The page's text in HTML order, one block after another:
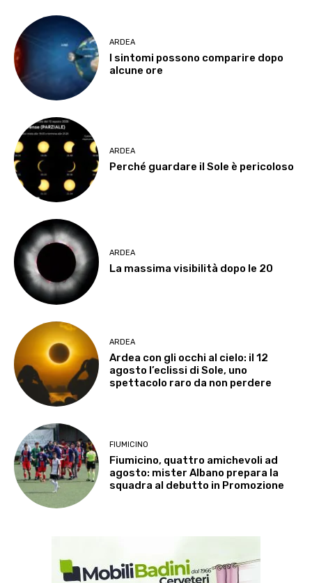
ARDEA
I sintomi possono comparire dopo
alcune ore
ARDEA
Perché guardare il Sole è pericoloso
ARDEA
La massima visibilità dopo le 20
ARDEA
Ardea con gli occhi al cielo: il 12
agosto l’eclissi di Sole, uno
spettacolo raro da non perdere
FIUMICINO
Fiumicino, quattro amichevoli ad
agosto: mister Albano prepara la
squadra al debutto in Promozione